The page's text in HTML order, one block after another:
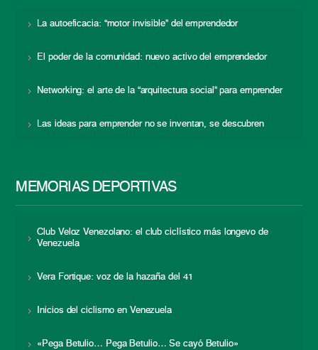
La autoeficacia: “motor invisible” del emprendedor
El poder de la comunidad: nuevo activo del emprendedor
Networking: el arte de la “arquitectura social” para emprender
Las ideas para emprender no se inventan, se descubren
MEMORIAS DEPORTIVAS
Club Veloz Venezolano: el club ciclístico más longevo de
Venezuela
Vera Fortique: voz de la hazaña del 41
Inicios del ciclismo en Venezuela
«Pega Betulio… Pega Betulio… Se cayó Betulio»